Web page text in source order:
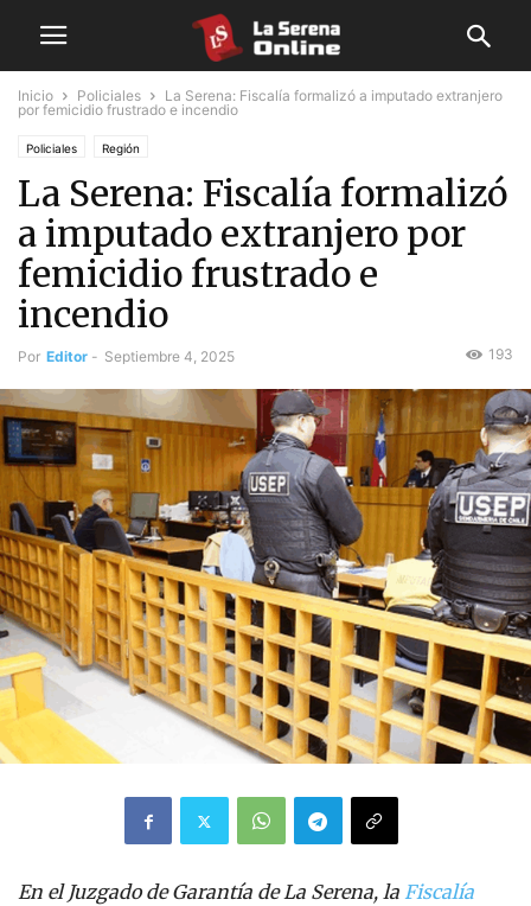
Inicio Policiales
La Serena: Fiscalía formalizó a imputado extranjero
por femicidio frustrado e incendio
Policiales Región
La Serena: Fiscalía formalizó
a imputado extranjero por
femicidio frustrado e
incendio
Por Editor - Septiembre 4, 2025 193
En el Juzgado de Garantía de La Serena, la Fiscalía